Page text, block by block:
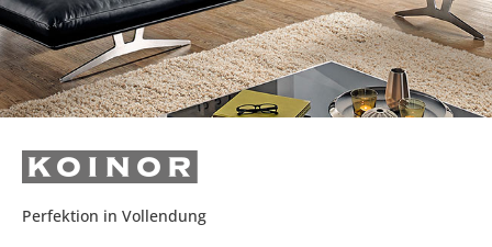
Perfektion in Vollendung